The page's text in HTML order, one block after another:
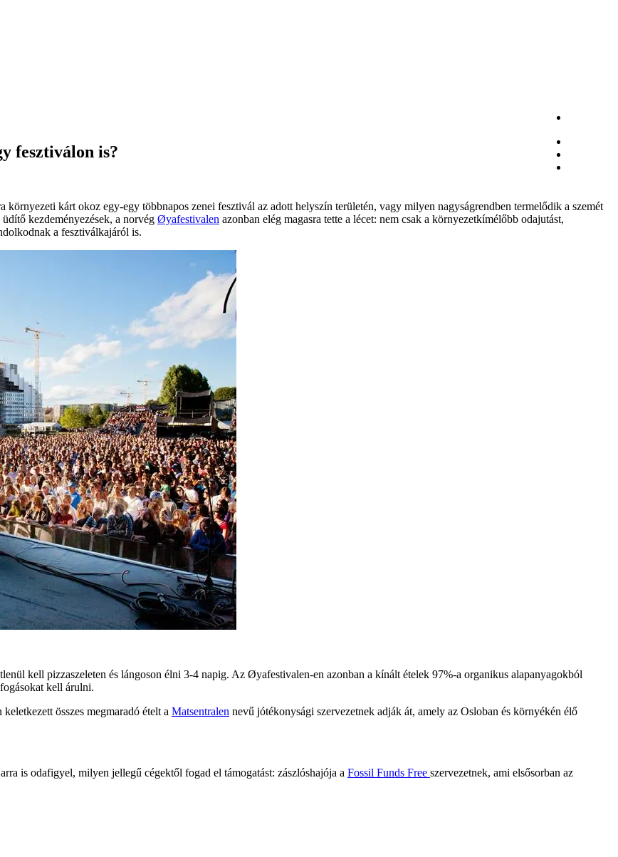
fesztiválon is?
kárt okoz egy-egy többnapos zenei fesztivál az adott helyszín területén, vagy milyen nagyságrendben termelődik a szemét
kezdeményezések, a norvég Øyafestivalen azonban elég magasra tette a lécet: nem csak a környezetkímélőbb odajutást,
a fesztiválkajáról is.
kell pizzaszeleten és lángoson élni 3-4 napig. Az Øyafestivalen-en azonban a kínált ételek 97%-a organikus alapanyagokból
kell árulni.
összes megmaradó ételt a Matsentralen nevű jótékonysági szervezetnek adják át, amely az Osloban és környékén élő
is odafigyel, milyen jellegű cégektől fogad el támogatást: zászlóshajója a Fossil Funds Free szervezetnek, ami elsősorban az